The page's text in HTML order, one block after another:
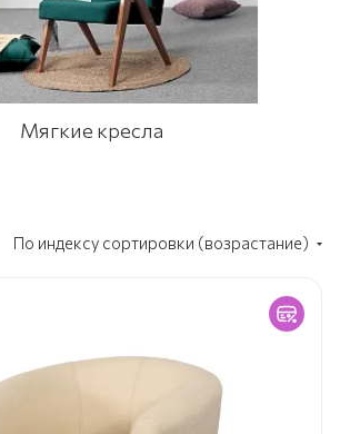
Мягкие кресла
По индексу сортировки (возрастание)